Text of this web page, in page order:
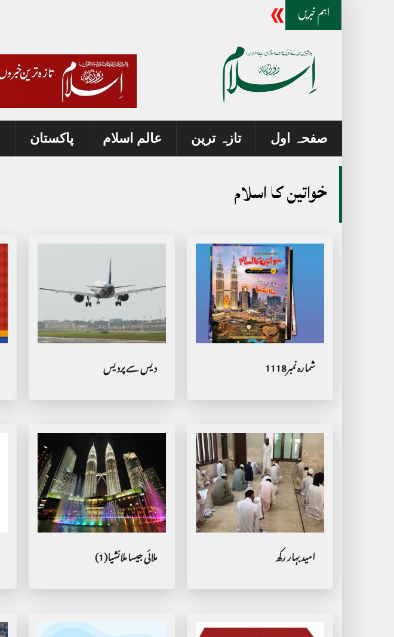
اہم خبریں
صفحہ اول تازہ ترین عالم اسلام پاکستان
خواتین کا اسلام
شمارہ نمبر1118 دیس سے پردیس
امید بہار رکھ ملائی جیسا ملائشیا(1)